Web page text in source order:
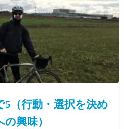
（行動・選択を決め
興味）